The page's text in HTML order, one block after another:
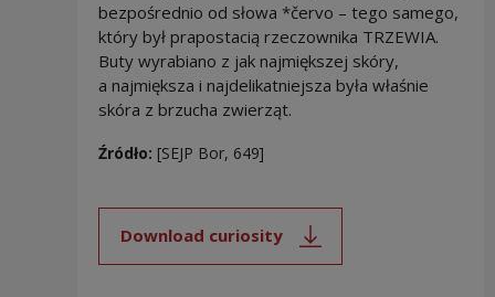
bezpośrednio od słowa *červo – tego samego,
który był prapostacią rzeczownika TRZEWIA.
Buty wyrabiano z jak najmiększej skóry,
a najmiększa i najdelikatniejsza była właśnie
skóra z brzucha zwierząt.
Źródło: [SEJP Bor, 649]
Download curiosity
Note, the link will open in a new